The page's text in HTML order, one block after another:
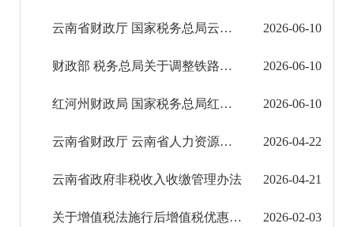
审计结果公告
云南省财政厅 国家税务总局云南省税务局 云南省民政厅关于确认云南省慈善总会等21户社会组 ... 2026-06-10
财政部 税务总局关于调整铁路和航空运输企业汇总缴纳增值税分支机构名单的通知 2026-06-10
红河州财政局 国家税务总局红河州税务局关于确认红河哈尼族彝族自治州青少年儿童发展中心非 ... 2026-06-10
云南省财政厅 云南省人力资源和社会保障厅 云南省医疗保障局关于印发《云南省本级社会保险基 ... 2026-04-22
云南省政府非税收入收缴管理办法 2026-04-21
关于增值税法施行后增值税优惠政策衔接事项的公告 2026-02-03